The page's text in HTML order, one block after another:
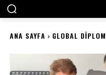
ANA SAYFA GLOBAL